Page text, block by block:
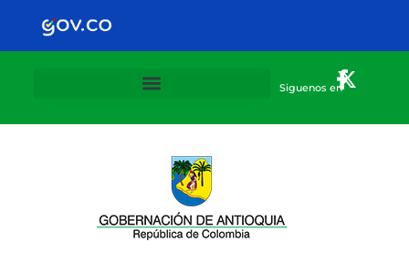
Siguenos en